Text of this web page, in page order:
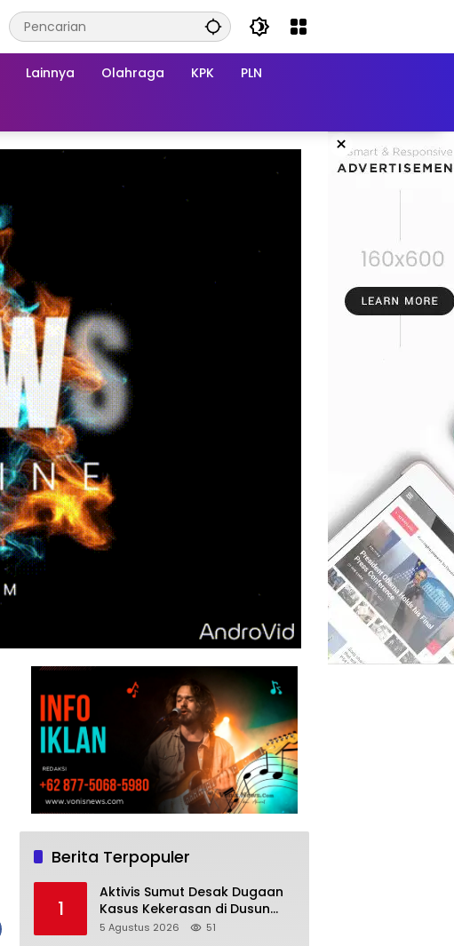
Lainnya Olahraga KPK PLN
×
Berita Terpopuler
1
Aktivis Sumut Desak Dugaan
Kasus Kekerasan di Dusun
Balakka, Desa Gunung
5 Agustus 2026 51